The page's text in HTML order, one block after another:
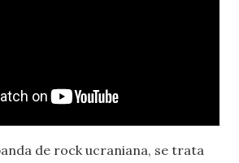
de rock ucraniana, se trata